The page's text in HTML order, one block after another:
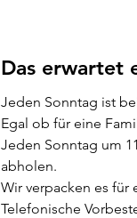
Das erwartet
Jeden Sonntag ist
Egal ob für eine
Jeden Sonntag um
abholen.
Wir verpacken es für
Telefonische